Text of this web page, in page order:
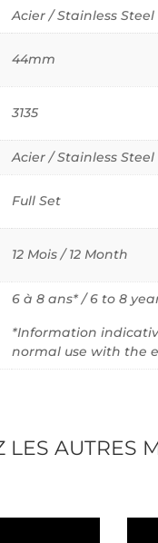
Acier / Stainless Steel
44mm
3135
Acier / Stainless Steel
Full Set
12 Mois / 12 Month
6 à 8 ans* / 6 to 8
*Information
normal use with the
LES AUTRES